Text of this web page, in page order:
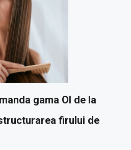
gama OI de la
firului de